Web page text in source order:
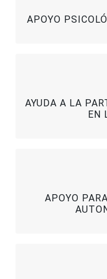
APOYO
AYUDA A LA
EN
APOYO